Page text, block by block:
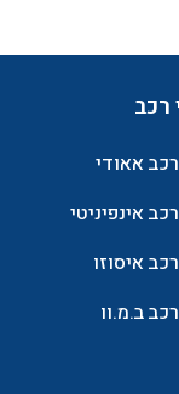
רכב
אאודי
אינפיניטי
איסוזו
ב.מ.וו